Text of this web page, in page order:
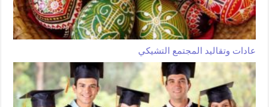
عادات وتقاليد المجتمع التشيكي